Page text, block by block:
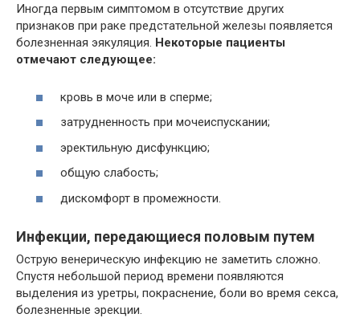
Иногда первым симптомом в отсутствие других
признаков при раке предстательной железы появляется
болезненная эякуляция. Некоторые пациенты
отмечают следующее:
кровь в моче или в сперме;
затрудненность при мочеиспускании;
эректильную дисфункцию;
общую слабость;
дискомфорт в промежности.
Инфекции, передающиеся половым путем
Острую венерическую инфекцию не заметить сложно.
Спустя небольшой период времени появляются
выделения из уретры, покраснение, боли во время секса,
болезненные эрекции.